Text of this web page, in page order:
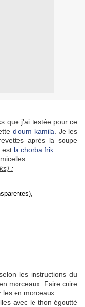
que j'ai testée pour ce
d'oum kamila . Je les
après la soupe
est la chorba frik
:
les instructions du
morceaux. Faire cuire
en morceaux.
avec le thon égoutté